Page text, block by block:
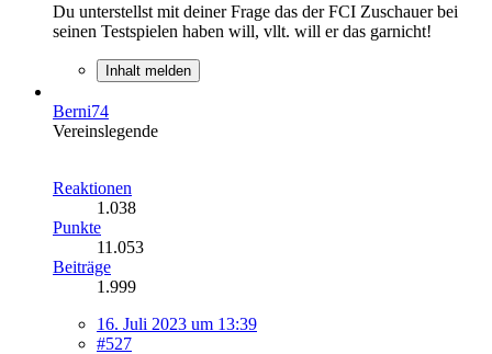
Du unterstellst mit deiner Frage das der FCI Zuschauer bei
seinen Testspielen haben will, vllt. will er das garnicht!
Inhalt melden
Berni74
Vereinslegende
Reaktionen
1.038
Punkte
11.053
Beiträge
1.999
16. Juli 2023 um 13:39
#527